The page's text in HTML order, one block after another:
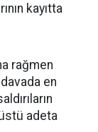
kayıtta
rağmen
en
adeta